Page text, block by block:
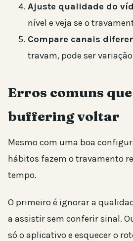
Ajuste qualidade do
nível e veja se o
Compare canais
travam, pode ser
Erros comuns
buffering voltar
Mesmo com uma boa
hábitos fazem o travamento
tempo.
O primeiro é ignorar a
a assistir sem conferir sinal.
só o aplicativo e esquecer o